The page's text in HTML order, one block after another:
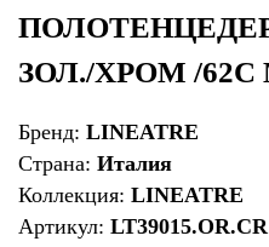
ЗОЛ./ХРОМ /62С
Бренд: LINEATRE
Страна: Италия
Коллекция: LINEATRE
Артикул: LT39015.OR.CR